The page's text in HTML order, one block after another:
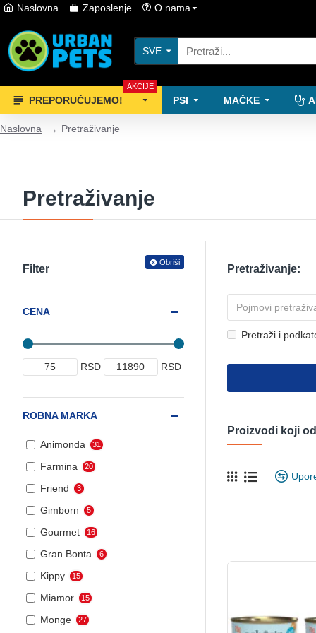
Naslovna Zaposlenje O nama
SVE
PREPORUČUJEMO!
AKCIJE
PSI MAČKE
Naslovna Pretraživanje
Pretraživanje
Filter
Obriši
CENA
RSD RSD
ROBNA MARKA
Animonda 31
Farmina 20
Friend 3
Gimborn 5
Gourmet 16
Gran Bonta 6
Kippy 15
Miamor 15
Monge 27
Pretraživanje:
Pretraži i
Proizvodi koji